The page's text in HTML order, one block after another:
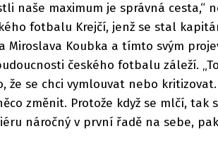
naše maximum je správná cesta,“
fotbalu Krejčí, jenž se stal
Miroslava Koubka a tímto svým
českého fotbalu záleží.
že se chci vymlouvat nebo
změnit. Protože když se mlčí, tak
náročný v první řadě na sebe,